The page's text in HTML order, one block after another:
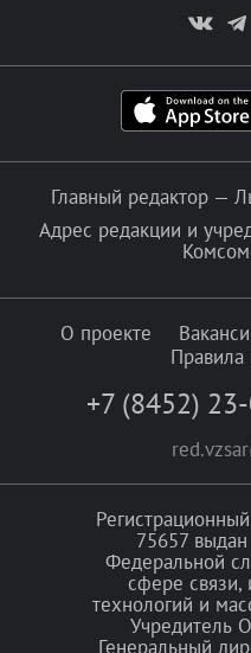
Главный редактор —
Адрес редакции и
О проекте
Правила
+7 (8452)
75657
Федеральной
сфере
технологий и
Учредитель
Генеральный